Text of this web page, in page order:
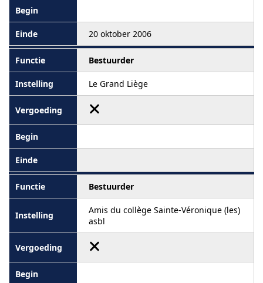
20 oktober 2006
Bestuurder
Le Grand Liège
Bestuurder
Amis du collège Sainte-Véronique (les)
asbl